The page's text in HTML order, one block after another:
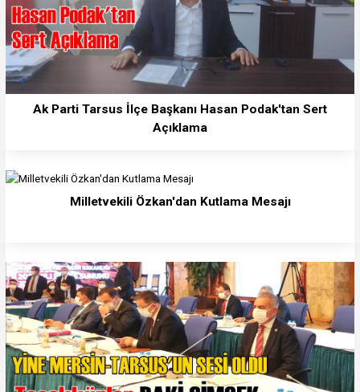
Ak Parti Tarsus İlçe Başkanı Hasan Podak'tan Sert
Açıklama
Milletvekili Özkan'dan Kutlama Mesajı